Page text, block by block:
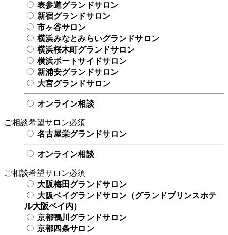
表参道グランドサロン
新宿グランドサロン
市ヶ谷サロン
横浜みなとみらいグランドサロン
横浜桜木町グランドサロン
横浜ポートサイドサロン
新浦安グランドサロン
大宮グランドサロン
オンライン相談
ご相談希望サロン必須
名古屋栄グランドサロン
オンライン相談
ご相談希望サロン必須
大阪梅田グランドサロン
大阪ベイグランドサロン（グランドプリンスホテ
ル大阪ベイ内）
京都鴨川グランドサロン
京都四条サロン